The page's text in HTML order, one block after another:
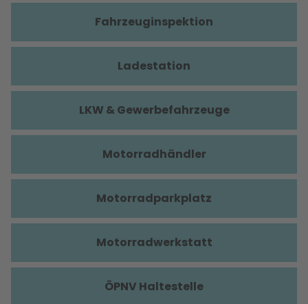
Fahrzeuginspektion
Ladestation
LKW & Gewerbefahrzeuge
Motorradhändler
Motorradparkplatz
Motorradwerkstatt
ÖPNV Haltestelle